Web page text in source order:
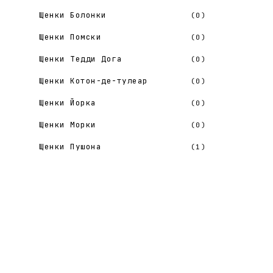
Шоколадный Той-пудель (0)
Щенки Болонки (0)
Щенки Помски (0)
Щенки Тедди Дога (0)
Щенки Котон-де-тулеар (0)
Щенки Йорка (0)
Щенки Морки (0)
Щенки Пушона (1)